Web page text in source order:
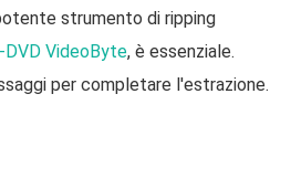
strumento di ripping
DVD VideoByte, è essenziale.
per completare l'estrazione.